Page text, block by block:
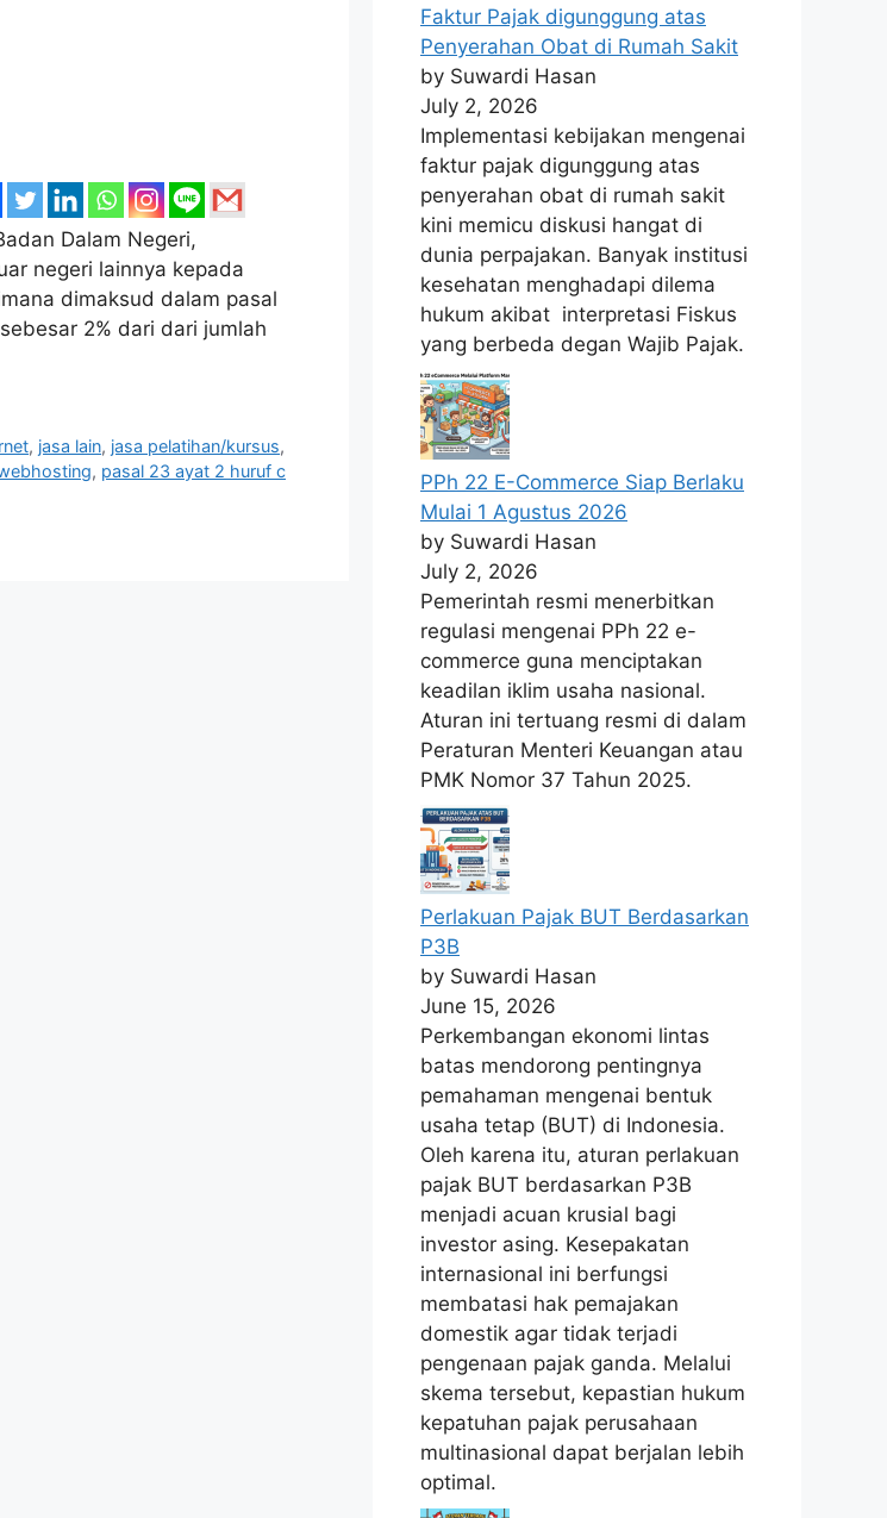
Dalam Negeri,
negeri lainnya kepada
dimaksud dalam pasal
2% dari dari jumlah
, jasa lain, jasa pelatihan/kursus,
, pasal 23 ayat 2 huruf c
Faktur Pajak digunggung atas
Penyerahan Obat di Rumah Sakit
by Suwardi Hasan
July 2, 2026
Implementasi kebijakan mengenai
faktur pajak digunggung atas
penyerahan obat di rumah sakit
kini memicu diskusi hangat di
dunia perpajakan. Banyak institusi
kesehatan menghadapi dilema
hukum akibat interpretasi Fiskus
yang berbeda degan Wajib Pajak.
PPh 22 E-Commerce Siap Berlaku
Mulai 1 Agustus 2026
by Suwardi Hasan
July 2, 2026
Pemerintah resmi menerbitkan
regulasi mengenai PPh 22 e-
commerce guna menciptakan
keadilan iklim usaha nasional.
Aturan ini tertuang resmi di dalam
Peraturan Menteri Keuangan atau
PMK Nomor 37 Tahun 2025.
Perlakuan Pajak BUT Berdasarkan
P3B
by Suwardi Hasan
June 15, 2026
Perkembangan ekonomi lintas
batas mendorong pentingnya
pemahaman mengenai bentuk
usaha tetap (BUT) di Indonesia.
Oleh karena itu, aturan perlakuan
pajak BUT berdasarkan P3B
menjadi acuan krusial bagi
investor asing. Kesepakatan
internasional ini berfungsi
membatasi hak pemajakan
domestik agar tidak terjadi
pengenaan pajak ganda. Melalui
skema tersebut, kepastian hukum
kepatuhan pajak perusahaan
multinasional dapat berjalan lebih
optimal.